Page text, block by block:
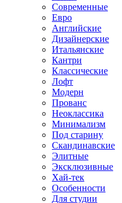
Современные
Евро
Английские
Дизайнерские
Итальянские
Кантри
Классические
Лофт
Модерн
Прованс
Неоклассика
Минимализм
Под старину
Скандинавские
Элитные
Эксклюзивные
Хай-тек
Особенности
Для студии